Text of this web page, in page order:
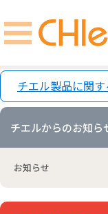
チエル製品に関
チエルからのお知ら
お知らせ